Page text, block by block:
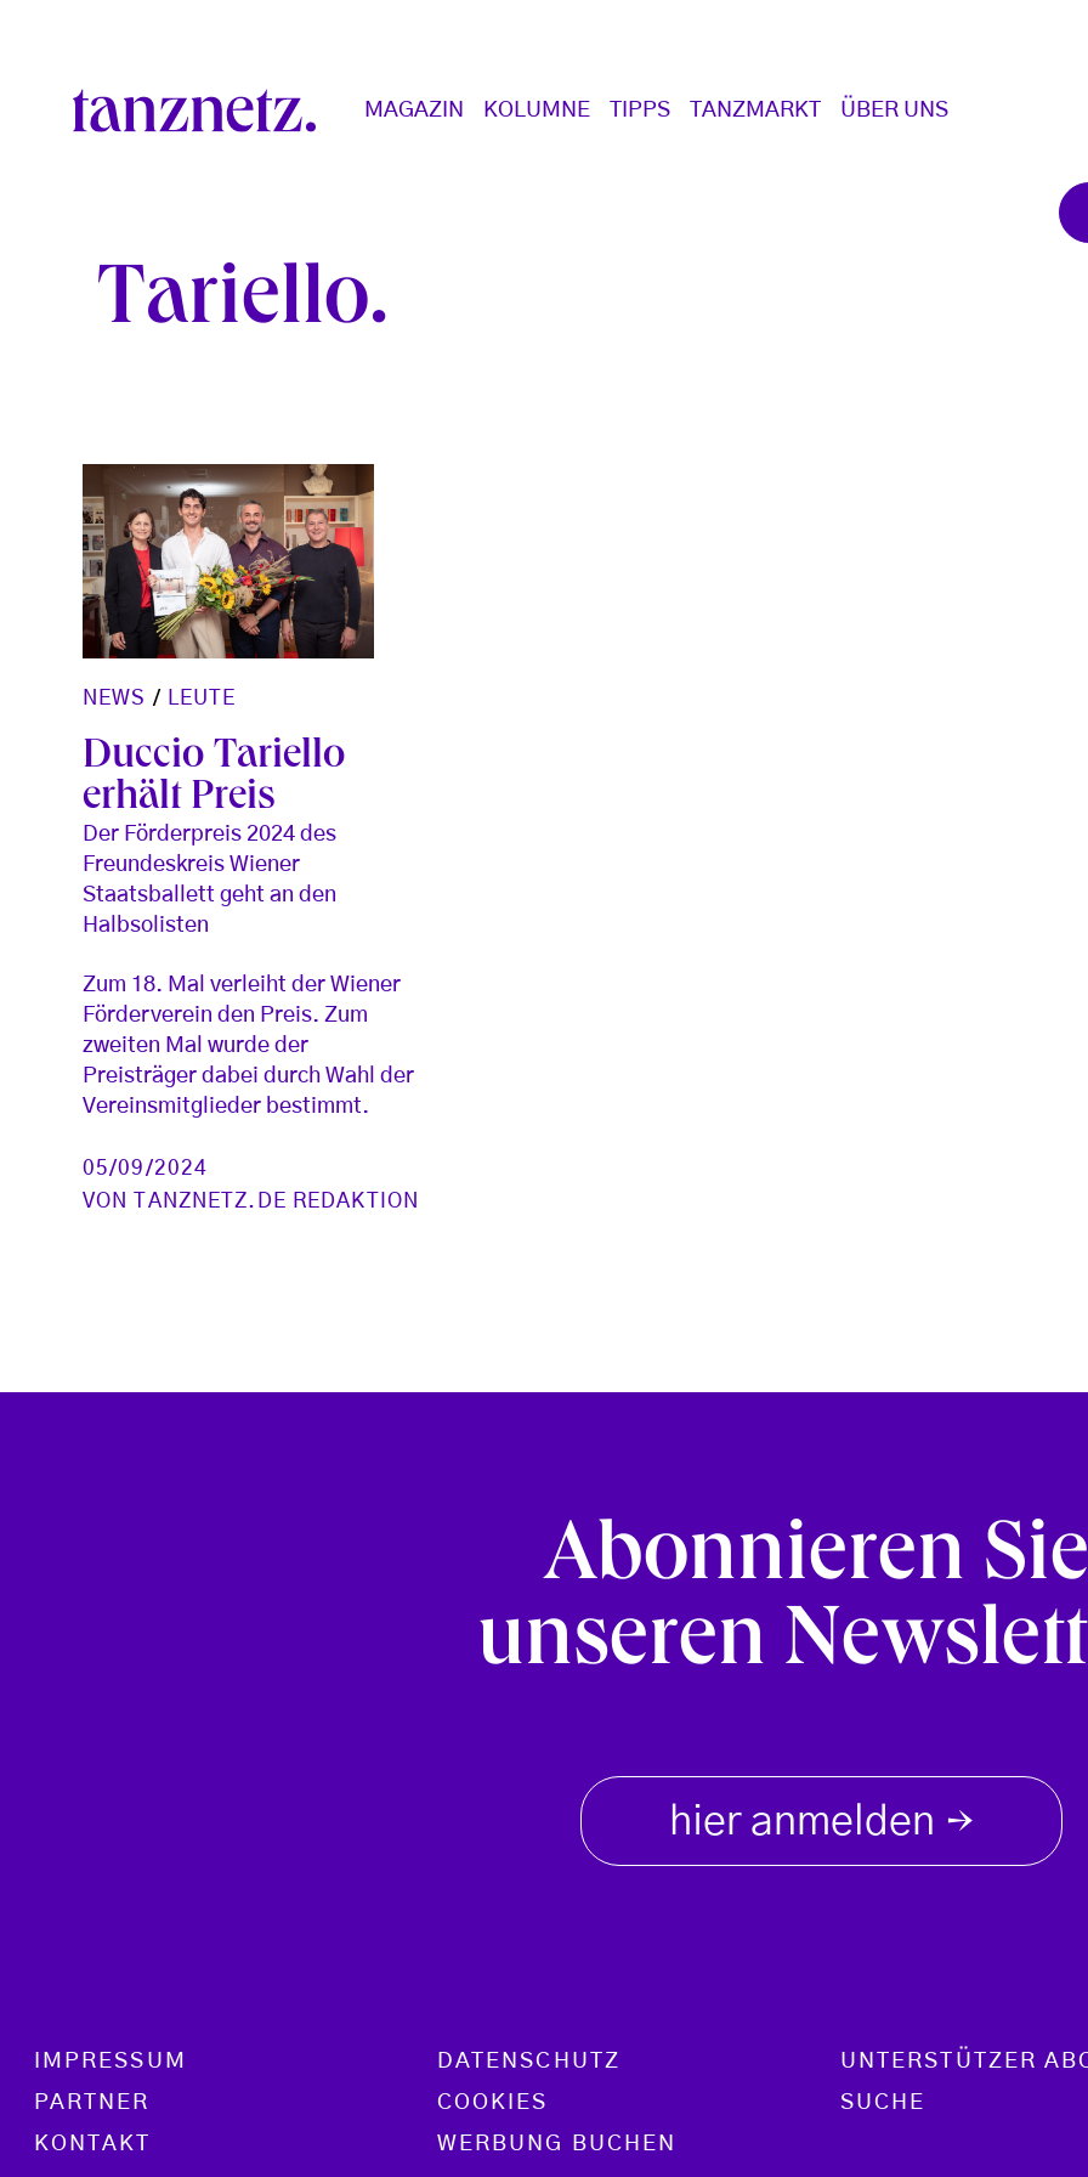
Main navigation
MAGAZIN KOLUMNE TIPPS TANZMARKT ÜBER UNS
Tariello
NEWS / LEUTE
Duccio Tariello
erhält Preis
Der Förderpreis 2024 des
Freundeskreis Wiener
Staatsballett geht an den
Halbsolisten
Zum 18. Mal verleiht der Wiener
Förderverein den Preis. Zum
zweiten Mal wurde der
Preisträger dabei durch Wahl der
Vereinsmitglieder bestimmt.
05/09/2024
VON
TANZNETZ.DE REDAKTION
Abonnieren Sie
unseren
hier anmelden →
Footer menu
IMPRESSUM
PARTNER
KONTAKT
DATENSCHUTZ
COOKIES
WERBUNG BUCHEN
UNTERSTÜTZER
SUCHE